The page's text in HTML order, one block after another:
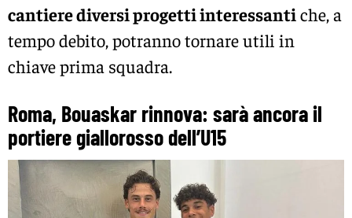
cantiere diversi progetti interessantiche, a
tempo debito, potranno tornare utili in
chiave prima squadra.
Roma, Bouaskar rinnova: sarà ancora il
portiere giallorosso dell’U15